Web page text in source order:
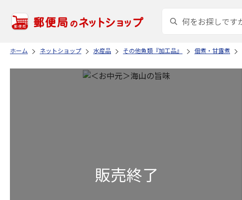
ホーム ネットショップ 水産品 その他魚類『加工品』 佃煮・甘露煮